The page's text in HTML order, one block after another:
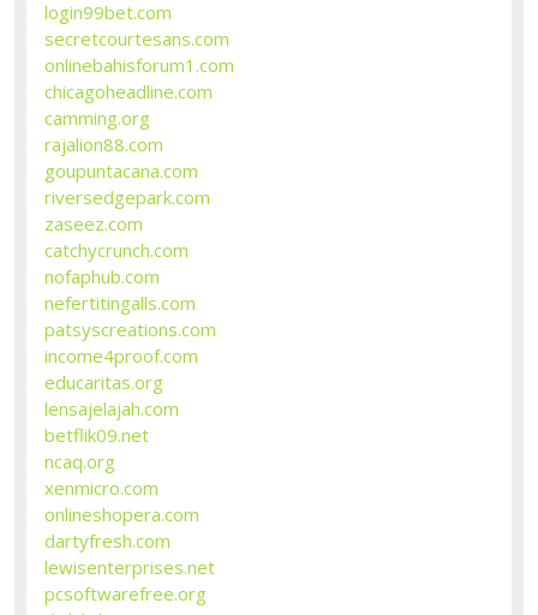
login99bet.com
secretcourtesans.com
onlinebahisforum1.com
chicagoheadline.com
camming.org
rajalion88.com
goupuntacana.com
riversedgepark.com
zaseez.com
catchycrunch.com
nofaphub.com
nefertitingalls.com
patsyscreations.com
income4proof.com
educaritas.org
lensajelajah.com
betflik09.net
ncaq.org
xenmicro.com
onlineshopera.com
dartyfresh.com
lewisenterprises.net
pcsoftwarefree.org